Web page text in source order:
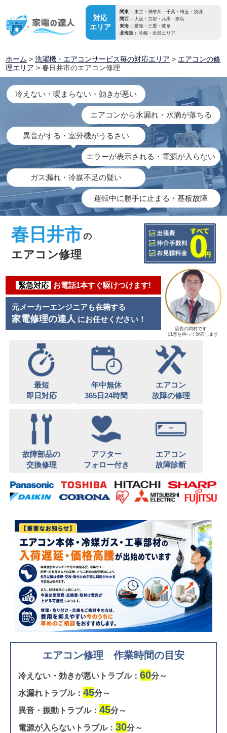
対応
エリア
関東： 東京・神奈川・千葉・埼玉・茨城
関西： 大阪・京都・兵庫・奈良
東海： 愛知・三重・岐阜
北海道： 札幌・近郊エリア
ホーム >洗濯機・エアコンサービス毎の対応エリア > エアコンの修
理エリア > 春日井市のエアコン修理
冷えない・暖まらない・効きが悪い
エアコンから水漏れ・水滴が落ちる
異音がする・室外機がうるさい
エラーが表示される・電源が入らない
ガス漏れ・冷媒不足の疑い
運転中に勝手に止まる・基板故障
春日井市の
エアコン修理
緊急対応 お電話1本すぐ駆けつけます!
元メーカーエンジニアも在籍する
家電修理の達人 にお任せください！
店長の岡村です！
誠意を持って対応します
最短
即日対応
年中無休
365日24時間
エアコン
故障の修理
故障部品の
交換修理
アフター
フォロー付き
エアコン
故障診断
エアコン修理 作業時間の目安
冷えない・効きが悪いトラブル： 60分～
水漏れトラブル： 45分～
異音・振動トラブル： 45分～
電源が入らないトラブル： 30分～